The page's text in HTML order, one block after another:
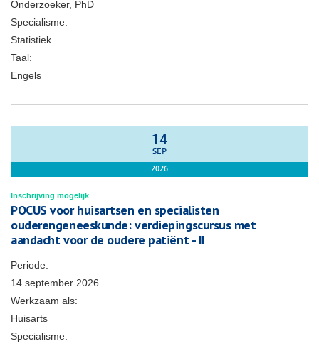
Onderzoeker, PhD
Specialisme:
Statistiek
Taal:
Engels
14
SEP
2026
Inschrijving mogelijk
POCUS voor huisartsen en specialisten
ouderengeneeskunde: verdiepingscursus met
aandacht voor de oudere patiënt - II
Periode:
14 september 2026
Werkzaam als:
Huisarts
Specialisme: